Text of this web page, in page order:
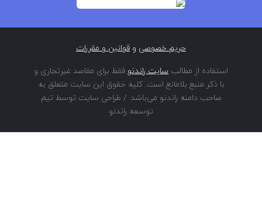
حریم خصوصی و قوانین و مقررات
استفاده از مطالب سایت راندنو فقط برای مقاصد غیرتجاری و
با ذکر منبع بلامانع است. کلیه حقوق این سایت متعلق به
صاحب دامنه راندنو می‌باشد. / طراحی سایت توسط تیم
توسعه راندنو